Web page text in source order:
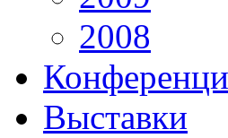
2008
Выставки